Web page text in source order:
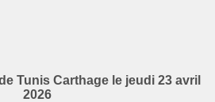
Tunis Carthage le jeudi 23 avril
2026